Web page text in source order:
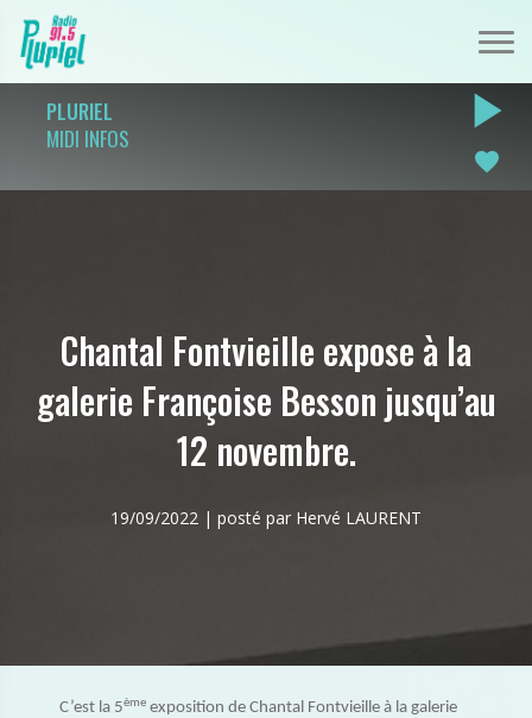
PLURIEL
MIDI INFOS
play_arrow
favorite
Chantal Fontvieille expose à la
galerie Françoise Besson jusqu’au
12 novembre.
19/09/2022 | posté par Hervé LAURENT
C’est la 5ème exposition de Chantal Fontvieille à la galerie